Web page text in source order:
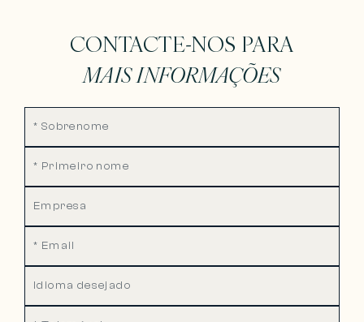
CONTACTE-NOS PARA
MAIS INFORMAÇÕES